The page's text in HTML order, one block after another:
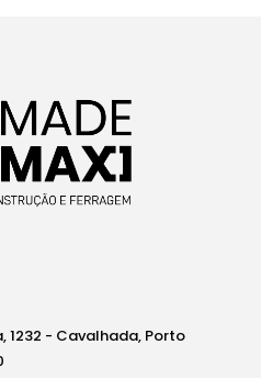
1232 - Cavalhada, Porto